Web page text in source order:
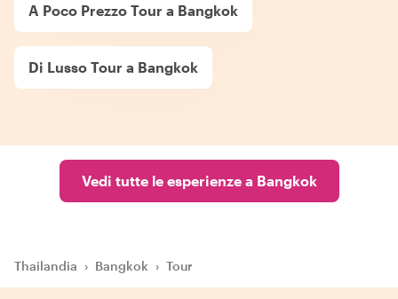
A Poco Prezzo Tour a Bangkok
Di Lusso Tour a Bangkok
Vedi tutte le esperienze a Bangkok
Thailandia › Bangkok › Tour